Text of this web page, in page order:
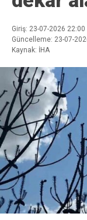
Giriş: 23-07-2026 22:00
Güncelleme: 23-07-
Kaynak: İHA